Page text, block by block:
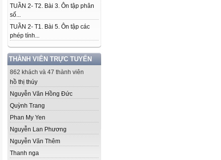
TUẦN 2- T2. Bài 3. Ôn tập phân
số...
TUẦN 2- T1. Bài 5. Ôn tập các
phép tính...
THÀNH VIÊN TRỰC TUYẾN
862 khách và 47 thành viên
hồ thị thúy
Nguyễn Văn Hồng Đức
Quỳnh Trang
Phan My Yen
Nguyễn Lan Phương
Nguyễn Văn Thêm
Thanh nga